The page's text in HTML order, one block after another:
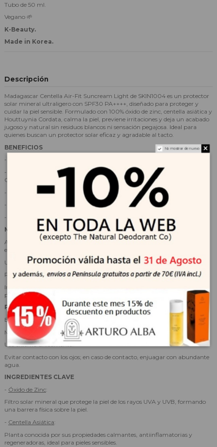
Tubo de 50 ml.
Vegano 🌱
K-Beauty.
Made in Korea.
Descripción
Madagascar Centella Air-Fit Suncream Light de SKIN1004 es un protector
solar mineral ultraligero con SPF30 PA++++, diseñado para proteger y
cuidar la piel sensible. Formulado con 100% óxido de zinc, centella asiática y
Houttuynia Cordata, calma la piel, previene irritaciones y deja un acabado
jugoso y natural sin residuos blancos ni sensación pegajosa. Ideal para
quienes buscan un protector solar eficaz y agradable al tacto.
BENEFICIOS
- Protección solar mineral de amplio espectro con SPF30 PA++++.
- Calma y suaviza la piel gracias a la centella asiática y Houttuynia
Cordata.
- Textura ligera y de rápida absorción, sin efecto blanco ni pegajoso.
- Hidratación y acabado jugoso natural.
- Apto para pieles sensibles y vegano.
MODO DE EMPLEO
Aplicar en el último paso de la rutina de día sobre rostro, cuello y zonas
expuestas al sol.
Usar la cantidad de dos dedos para cubrir la piel de manera uniforme.
Reaplicar cada dos horas si la exposición solar continúa o después del baño.
Introducir gradualmente en la rutina si se usan varios productos nuevos
para evaluar tolerancia.
PRECAUCIONES
Evitar cambios bruscos en la rutina de cuidado facial.
Mantener fuera del alcance de los niños.
Uso externo únicamente.
Evitar contacto con los ojos; en caso de contacto, enjuagar con abundante
agua.
INGREDIENTES CLAVE
- Óxido de Zinc:
Filtro solar mineral que protege la piel de los rayos UVA y UVB, formando
una barrera física sobre la piel.
- Centella Asiática:
Planta conocida por sus propiedades calmantes, antiinflamatorias y
regeneradoras, ideal para pieles sensibles.
No mostrar de nuevo